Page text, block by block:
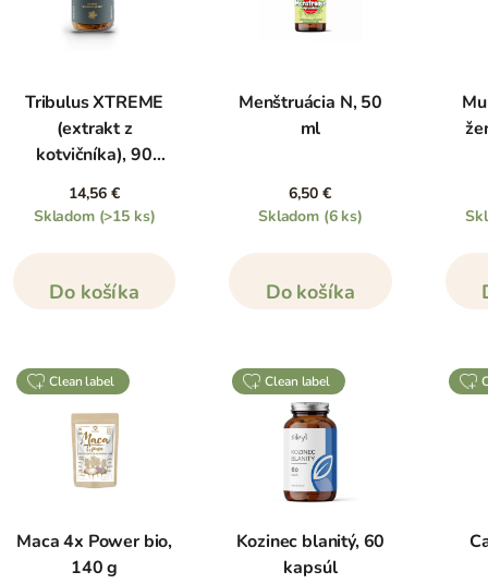
Tribulus XTREME
(extrakt z
kotvičníka), 90
kapsúl
14,56 €
Skladom (>15 ks)
Do košíka
Menštruácia N, 50
ml
6,50 €
Skladom (6 ks)
Do košíka
clean label
Maca 4x Power bio,
140 g
clean label
Kozinec blanitý, 60
kapsúl